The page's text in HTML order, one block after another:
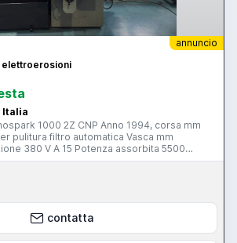
annuncio
elettroerosioni
Italia
1000 2Z CNP Anno 1994, corsa mm
filtro automatica Vasca mm
contatta